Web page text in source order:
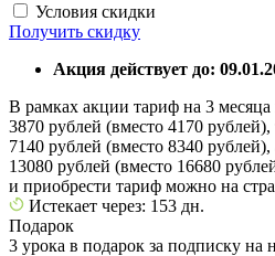
Условия скидки
Получить скидку
Акция действует до:
В рамках акции тариф на 3 месяца
3870 рублей (вместо 4170
7140 рублей (вместо 8340
13080 рублей (вместо 16680
и приобрести тариф можно на
Истекает через: 153 дн.
Подарок
3 урока в подарок за подписку на